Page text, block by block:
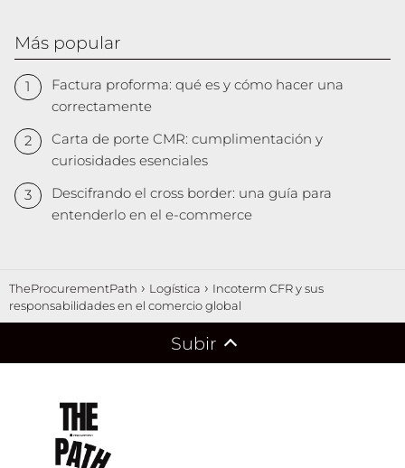
Más popular
Factura proforma: qué es y cómo hacer una
correctamente
Carta de porte CMR: cumplimentación y
curiosidades esenciales
Descifrando el cross border: una guía para
entenderlo en el e-commerce
TheProcurementPath Logística
Incoterm CFR y sus
responsabilidades en el comercio global
Subir